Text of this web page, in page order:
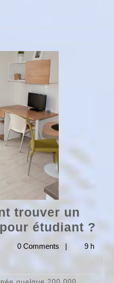
trouver un
étudiant ?
0 Comments |
9 h